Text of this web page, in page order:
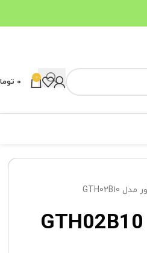
0
0